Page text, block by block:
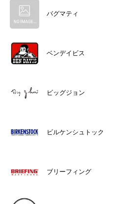
バグマティ
ベンデイビス
ビッグジョン
ビルケンシュトック
ブリーフィング